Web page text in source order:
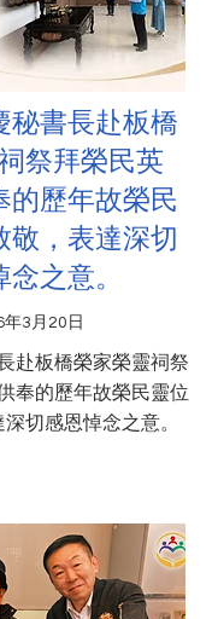
秘書長赴板橋
祭拜榮民英
的歷年故榮民
敬，表達深切
之意。
年3月20日
赴板橋榮家榮靈祠祭
奉的歷年故榮民靈位
深切感恩悼念之意。